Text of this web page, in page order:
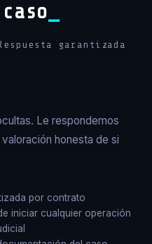
garantizada
Le respondemos
honesta de si
por contrato
iniciar cualquier operación